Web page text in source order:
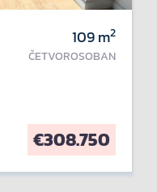
109m2
ČETVOROSOBAN
€308.750